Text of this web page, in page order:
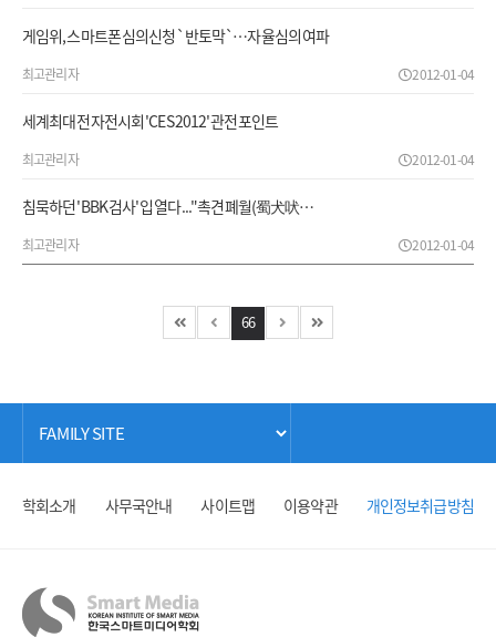
게임위, 스마트폰 심의신청 `반토막`…자율심의 여파
최고관리자 2012-01-04
세계최대 전자전시회 'CES 2012' 관전포인트
최고관리자 2012-01-04
침묵하던 'BBK 검사' 입 열다..."촉견폐월(蜀犬吠…
최고관리자 2012-01-04
66
학회소개 사무국안내 사이트맵 이용약관 개인정보취급방침